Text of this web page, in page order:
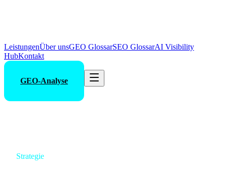
LeistungenÜber unsGEO GlossarSEO GlossarAI Visibility
HubKontakt
GEO-Analyse
Strategie